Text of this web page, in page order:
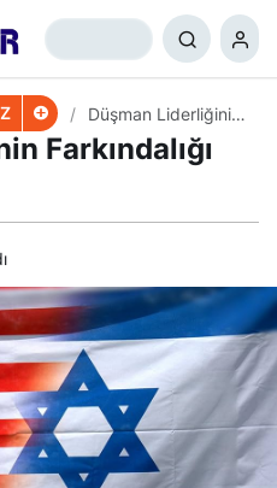
Düşman Liderliğinin
Farkındalığı
Değişiyor
Farkındalığı
+ 0 Paylaş